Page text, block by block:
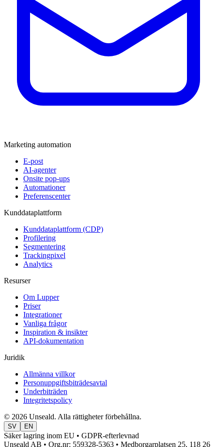
Marketing automation
E-post
AI-agenter
Onsite pop-ups
Automationer
Preferenscenter
Kunddataplattform
Kunddataplattform (CDP)
Profilering
Segmentering
Trackingpixel
Analytics
Resurser
Om Lupper
Priser
Integrationer
Vanliga frågor
Inspiration & insikter
API-dokumentation
Juridik
Allmänna villkor
Personuppgiftsbiträdesavtal
Underbiträden
Integritetspolicy
© 2026 Unseald. Alla rättigheter förbehållna.
SV EN
Säker lagring inom EU • GDPR-efterlevnad
Unseald AB • Org.nr: 559328-5363 • Medborgarplatsen 25, 118 26